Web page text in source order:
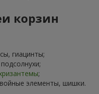
корзин
гиацинты;
;
элементы, шишки.